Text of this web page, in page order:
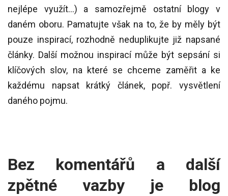
nejlépe využít...) a samozřejmě ostatní blogy v
daném oboru. Pamatujte však na to, že by měly být
pouze inspirací, rozhodně neduplikujte již napsané
články. Další možnou inspirací může být sepsání si
klíčových slov, na které se chceme zaměřit a ke
každému napsat krátký článek, popř. vysvětlení
daného pojmu.
Bez komentářů a další
zpětné vazby je blog